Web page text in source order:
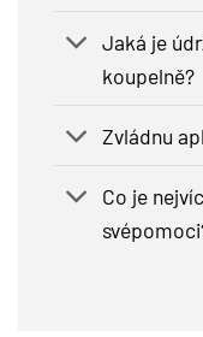
Jaká je
koupelně?
Zvládnu
Co je